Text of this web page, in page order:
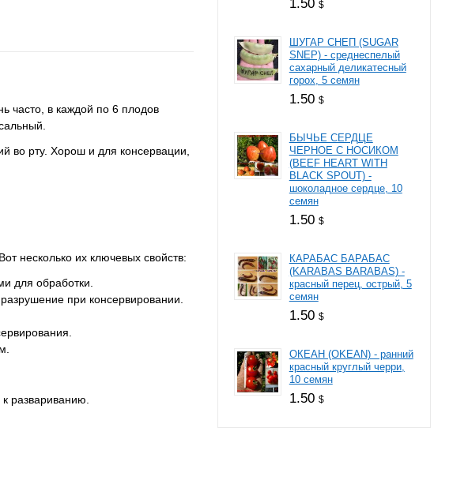
часто, в каждой по 6 плодов
во рту. Хорош и для консервации,
несколько их ключевых свойств:
для обработки.
при консервировании.
развариванию.
1.50 $
ШУГАР СНЕП (SUGAR
SNEP) - среднеспелый
сахарный деликатесный
горох, 5 семян
1.50 $
БЫЧЬЕ СЕРДЦЕ
ЧЕРНОЕ С НОСИКОМ
(BEEF HEART WITH
BLACK SPOUT) -
шоколадное сердце, 10
семян
1.50 $
КАРАБАС БАРАБАС
(KARABAS BARABAS) -
красный перец, острый, 5
семян
1.50 $
ОКЕАН (OKEAN) - ранний
красный круглый черри,
10 семян
1.50 $